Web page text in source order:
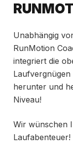
Unabhängig
RunMotion
integriert die
Laufvergnügen
herunter und
Niveau!
Wir wünschen
Laufabenteuer!